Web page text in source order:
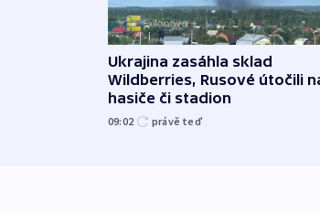
Ukrajina zasáhla sklad
Wildberries, Rusové útočili
hasiče či stadion
09:02 právě teď